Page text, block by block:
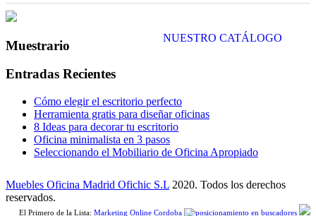
NUESTRO CATÁLOGO
Muestrario
Entradas Recientes
Cómo elegir el escritorio perfecto
Herramienta gratis para diseñar oficinas
8 Ideas para decorar tu escritorio
Oficina minimalista en 3 pasos
Seleccionando el Mobiliario de Oficina Apropiado
Muebles Oficina Madrid Ofichic S.L 2020. Todos los derechos
reservados.
El Primero de la Lista: Marketing Online Cordoba